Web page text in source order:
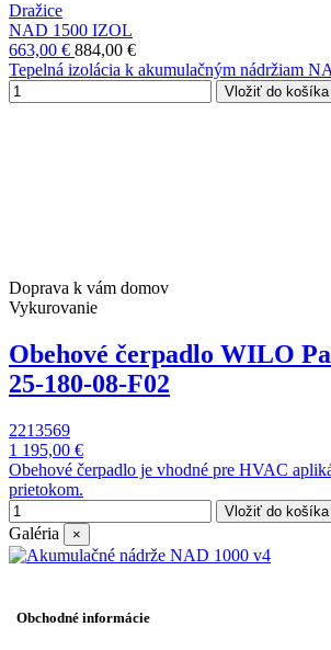
Dražice
NAD 1500 IZOL
663,00 € 884,00 €
Tepelná izolácia k akumulačným nádržiam
Vložiť do košíka
Doprava k vám domov
Vykurovanie
Obehové čerpadlo WILO
25-180-08-F02
2213569
1 195,00 €
Obehové čerpadlo je vhodné pre HVAC
prietokom.
Vložiť do košíka
Galéria ×
Obchodné informácie